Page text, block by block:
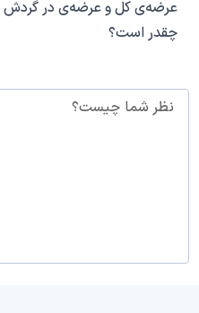
چقدر است؟
نظر شما چیست؟